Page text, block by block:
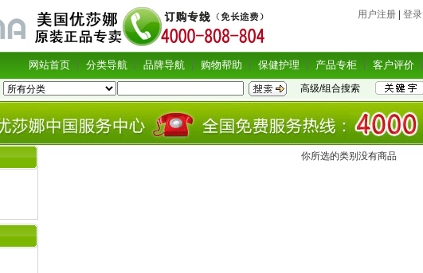
用户注册 登录
网站首页 分类导航 品牌导航 购物帮助 保健护理 产品专柜 客户评价
高级/组合搜索
你所选的类别没有商品